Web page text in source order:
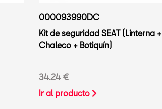
000093990DC
Kit de seguridad SEAT (Linterna +
Chaleco + Botiquín)
34.24 €
Ir al producto